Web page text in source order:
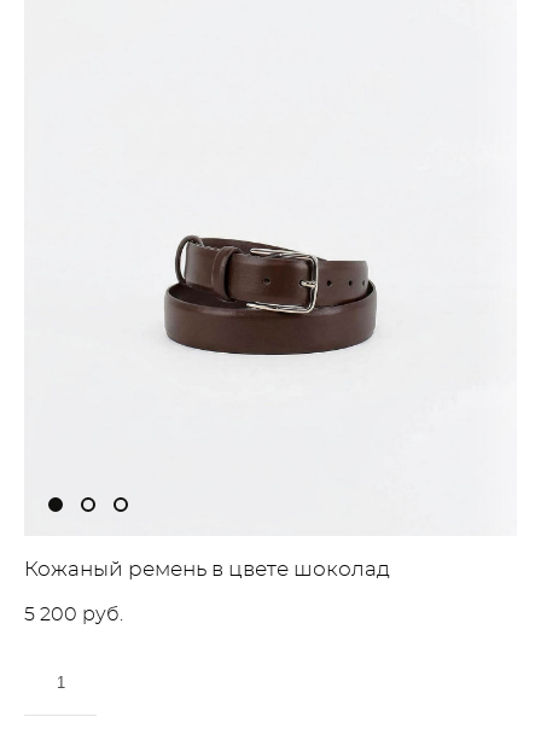
Кожаный ремень в цвете шоколад
5 200 pуб.